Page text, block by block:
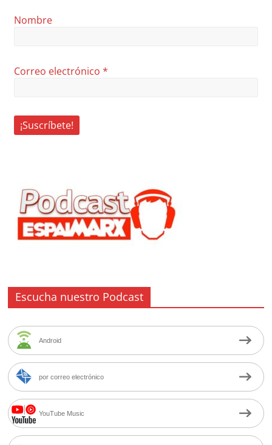
Nombre
Correo electrónico*
Escucha nuestro Podcast
Android
por correo electrónico
YouTube Music